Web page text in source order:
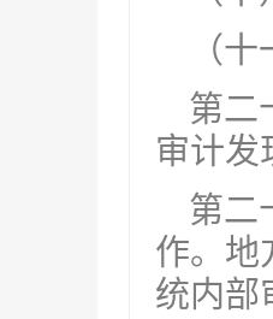
（
第二
审计发
第二
作。地
统内部